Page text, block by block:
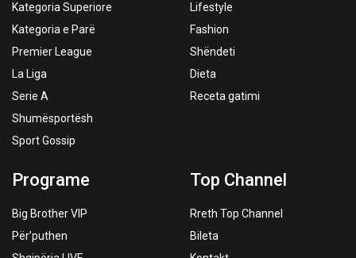
Kategoria Superiore
Kategoria e Parë
Premier League
La Liga
Serie A
Shumësportësh
Sport Gossip
Lifestyle
Fashion
Shëndeti
Dieta
Receta gatimi
Programe
Big Brother VIP
Për’puthen
Top Channel
Rreth Top Channel
Bileta